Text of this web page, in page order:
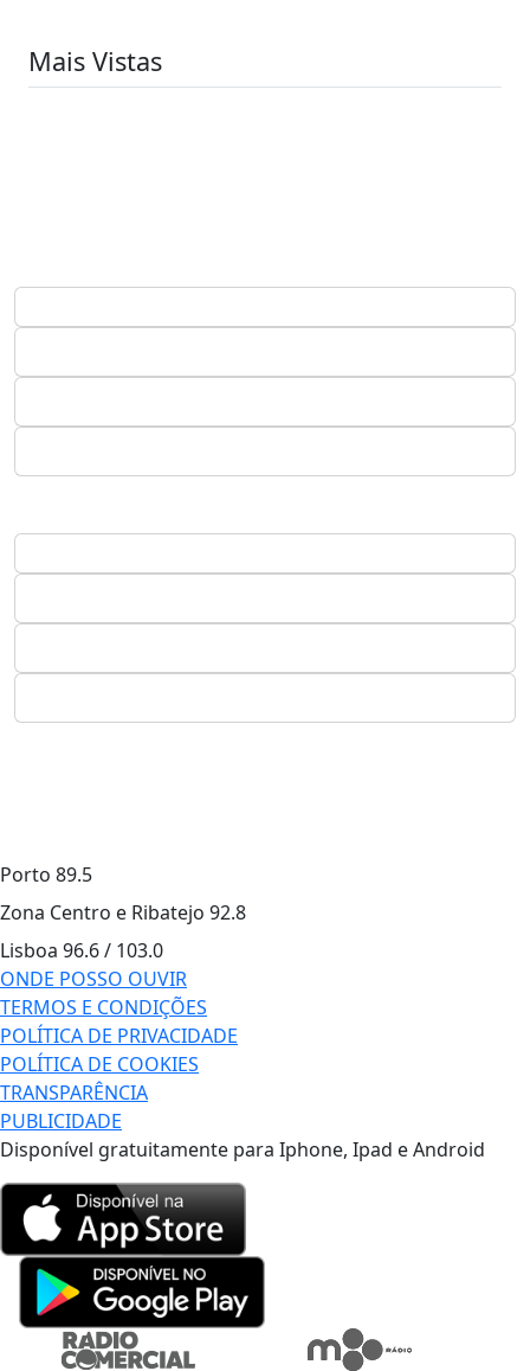
Mais Vistas
Porto 89.5
Zona Centro e Ribatejo 92.8
Lisboa 96.6 / 103.0
ONDE POSSO OUVIR
TERMOS E CONDIÇÕES
POLÍTICA DE PRIVACIDADE
POLÍTICA DE COOKIES
TRANSPARÊNCIA
PUBLICIDADE
Disponível gratuitamente para Iphone, Ipad e Android